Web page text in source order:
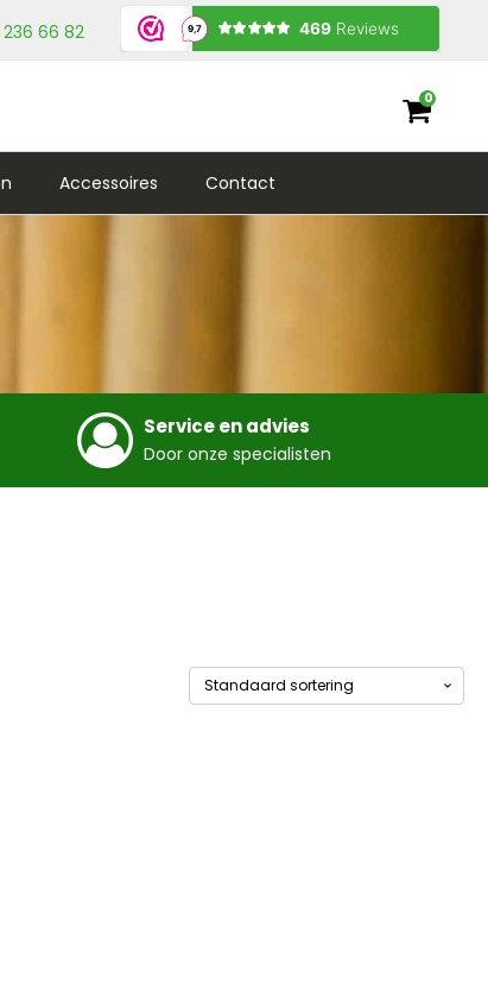
66 82
0
Accessoires Contact
Service en advies
Door onze specialisten